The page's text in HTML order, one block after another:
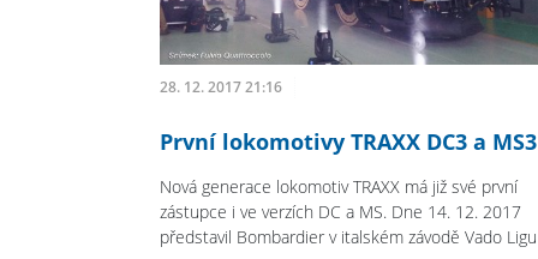
28. 12. 2017 21:16
První lokomotivy TRAXX DC3 a MS3
Nová generace lokomotiv TRAXX má již své první
zástupce i ve verzích DC a MS. Dne 14. 12. 2017
představil Bombardier v italském závodě Vado